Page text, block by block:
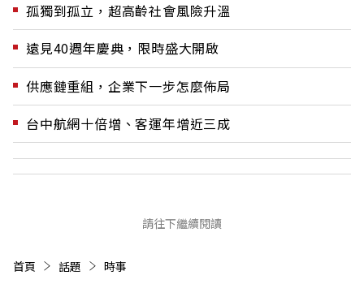
孤獨到孤立，超高齡社會風險升溫
遠見40週年慶典，限時盛大開啟
供應鏈重組，企業下一步怎麼佈局
台中航網十倍增、客運年增近三成
請往下繼續閱讀
首頁 話題 時事